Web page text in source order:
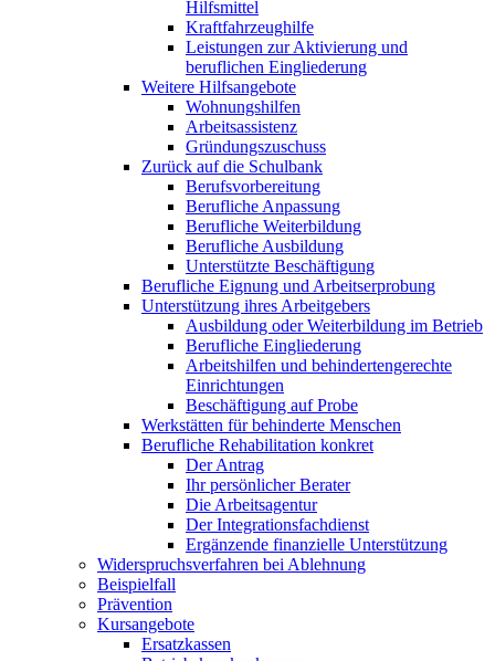
Hilfsmittel
Kraftfahrzeughilfe
Leistungen zur Aktivierung und
beruflichen Eingliederung
Weitere Hilfsangebote
Wohnungshilfen
Arbeitsassistenz
Gründungszuschuss
Zurück auf die Schulbank
Berufsvorbereitung
Berufliche Anpassung
Berufliche Weiterbildung
Berufliche Ausbildung
Unterstützte Beschäftigung
Berufliche Eignung und Arbeitserprobung
Unterstützung ihres Arbeitgebers
Ausbildung oder Weiterbildung im Betrieb
Berufliche Eingliederung
Arbeitshilfen und behindertengerechte
Einrichtungen
Beschäftigung auf Probe
Werkstätten für behinderte Menschen
Berufliche Rehabilitation konkret
Der Antrag
Ihr persönlicher Berater
Die Arbeitsagentur
Der Integrationsfachdienst
Ergänzende finanzielle Unterstützung
Widerspruchsverfahren bei Ablehnung
Beispielfall
Prävention
Kursangebote
Ersatzkassen